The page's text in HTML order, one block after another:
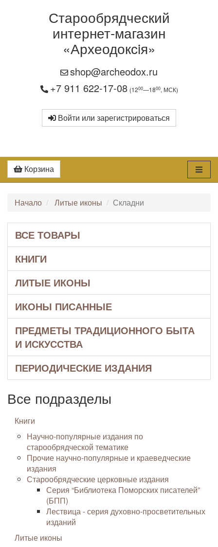
Старообрядческий
интернет-магазин
«Археодоксiя»
shop@archeodox.ru
+7 911 622-17-08 (1200—1800, МСК)
Войти или зарегистрироваться
Корзина
Начало Литые иконы Складни
ВСЕ ТОВАРЫ
КНИГИ
ЛИТЫЕ ИКОНЫ
ИКОНЫ ПИСАННЫЕ
ПРЕДМЕТЫ ТРАДИЦИОННОГО БЫТА
И ИСКУССТВА
ПЕРИОДИЧЕСКИЕ ИЗДАНИЯ
Все подразделы
Книги
Научно-популярные издания по
старообрядческой тематике
Прочие научно-популярные и краеведческие
издания
Старообрядческие церковные издания
Серия “Библиотека Поморских писателей”
(БПП)
Лествица - серия духовно-просветительных
изданий
Литые иконы